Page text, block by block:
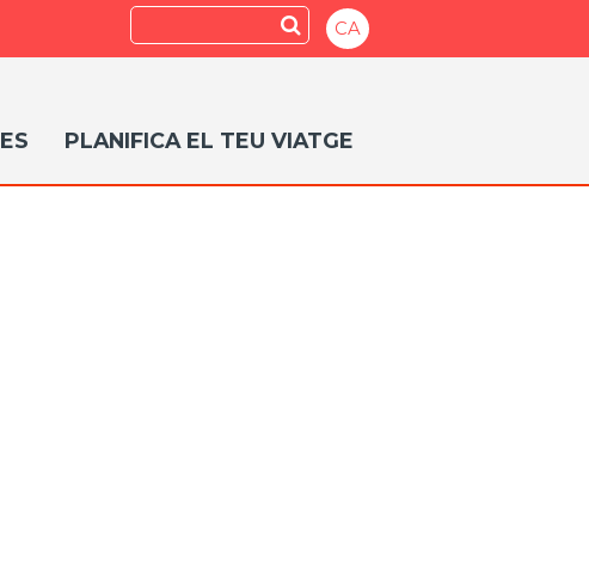
CA
Submit
PLANIFICA EL TEU VIATGE